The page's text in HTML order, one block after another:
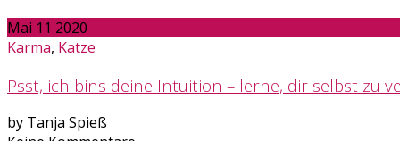
Mai 11 2020
Karma, Katze
Psst, ich bins deine Intuition – lerne, dir selbst zu
by Tanja Spieß